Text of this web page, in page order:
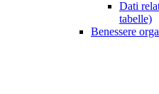
Dati
tabelle)
Benessere